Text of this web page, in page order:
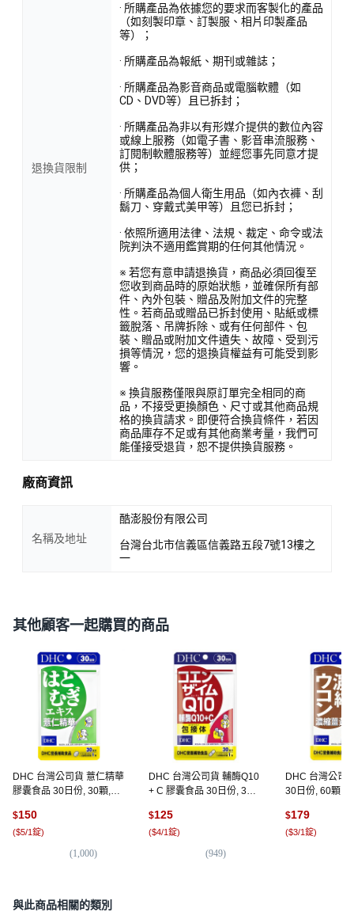
退換貨限制
· 所購產品為依據您的要求而客製化的產品
（如刻製印章、訂製服、相片印製產品
等）；
· 所購產品為報紙、期刊或雜誌；
· 所購產品為影音商品或電腦軟體（如
CD、DVD等）且已拆封；
· 所購產品為非以有形媒介提供的數位內容
或線上服務（如電子書、影音串流服務、
訂閱制軟體服務等）並經您事先同意才提
供；
· 所購產品為個人衛生用品（如內衣褲、刮
鬍刀、穿戴式美甲等）且您已拆封；
· 依照所適用法律、法規、裁定、命令或法
院判決不適用鑑賞期的任何其他情況。
※ 若您有意申請退換貨，商品必須回復至
您收到商品時的原始狀態，並確保所有部
件、內外包裝、贈品及附加文件的完整
性。若商品或贈品已拆封使用、貼紙或標
籤脫落、吊牌拆除、或有任何部件、包
裝、贈品或附加文件遺失、故障、受到污
損等情況，您的退換貨權益有可能受到影
響。
※ 換貨服務僅限與原訂單完全相同的商
品，不接受更換顏色、尺寸或其他商品規
格的換貨請求。即便符合換貨條件，若因
商品庫存不足或有其他商業考量，我們可
能僅接受退貨，恕不提供換貨服務。
廠商資訊
名稱及地址
酷澎股份有限公司
台灣台北市信義區信義路五段7號13樓之
一
其他顧客一起購買的商品
DHC 台灣公司貨 薏仁精華
膠囊食品 30日份, 30顆,
$150
($5/1錠)
(1,000)
DHC 台灣公司貨 輔酶Q10
+ C 膠囊食品 30日份, 30
$125
($4/1錠)
(949)
DHC 台灣公司
30日份, 60顆,
$179
($3/1錠)
與此商品相關的類別